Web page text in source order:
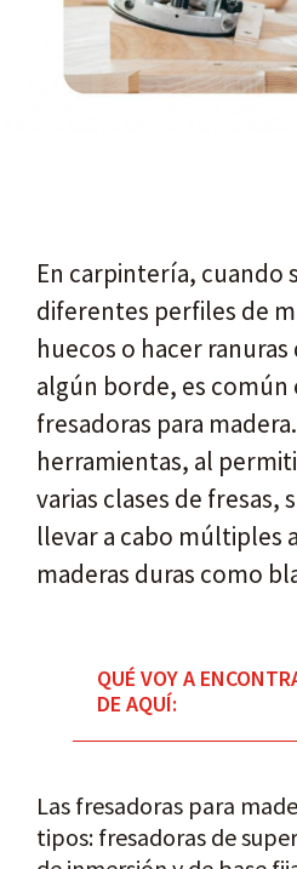
En carpintería, cuando
diferentes perfiles de
huecos o hacer
algún borde, es común
fresadoras para
herramientas, al
varias clases de fresas,
llevar a cabo múltiples
maderas duras como
QUÉ VOY A
DE AQUÍ:
Las fresadoras para
tipos: fresadoras de